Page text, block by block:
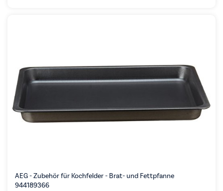
AEG - Zubehör für Kochfelder - Brat- und Fettpfanne
944189366